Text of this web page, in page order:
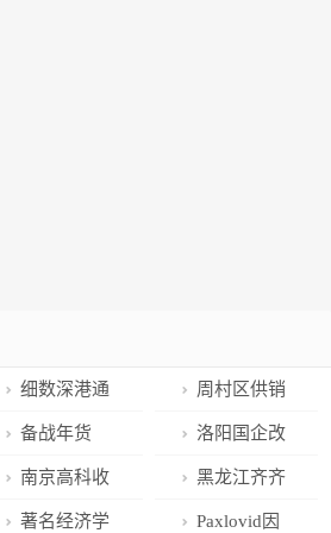
细数深港通
关现场刷屏镇
版瞬间
周村区供销
综合集配中心
揭牌
备战年货
节，名创优品
以「种草」探
洛阳国企改
革入选“中国改
革2022年度地
南京高科收
缩套现计划：
黑龙江齐齐
哈尔“千里嫩江
著名经济学 Paxlovid因